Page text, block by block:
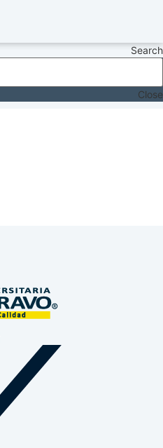
Search
Close